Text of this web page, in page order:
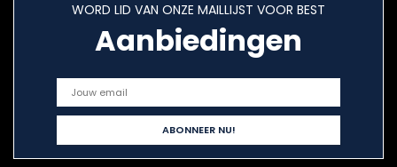
WORD LID VAN ONZE MAILLIJST VOOR BEST
Aanbiedingen